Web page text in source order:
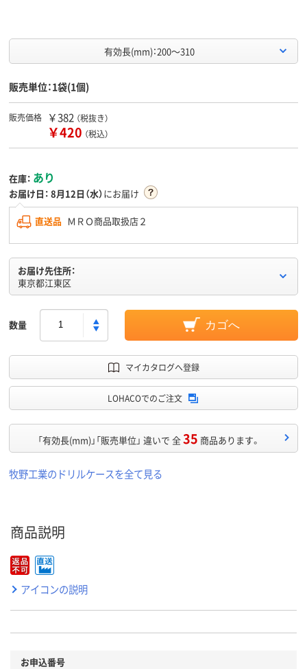
有効長(mm)：200～310
販売単位：1袋(1個)
販売価格 ￥382 （税抜き）
￥420 （税込）
在庫： あり
お届け日： 8月12日（水）にお届け
直送品 ＭＲＯ商品取扱店２
お届け先住所：
東京都江東区
数量 カゴへ
マイカタログへ登録
LOHACOでのご注文
「有効長(mm)」「販売単位」 違いで 全35 商品あります。
牧野工業のドリルケースを全て見る
商品説明
アイコンの説明
お申込番号